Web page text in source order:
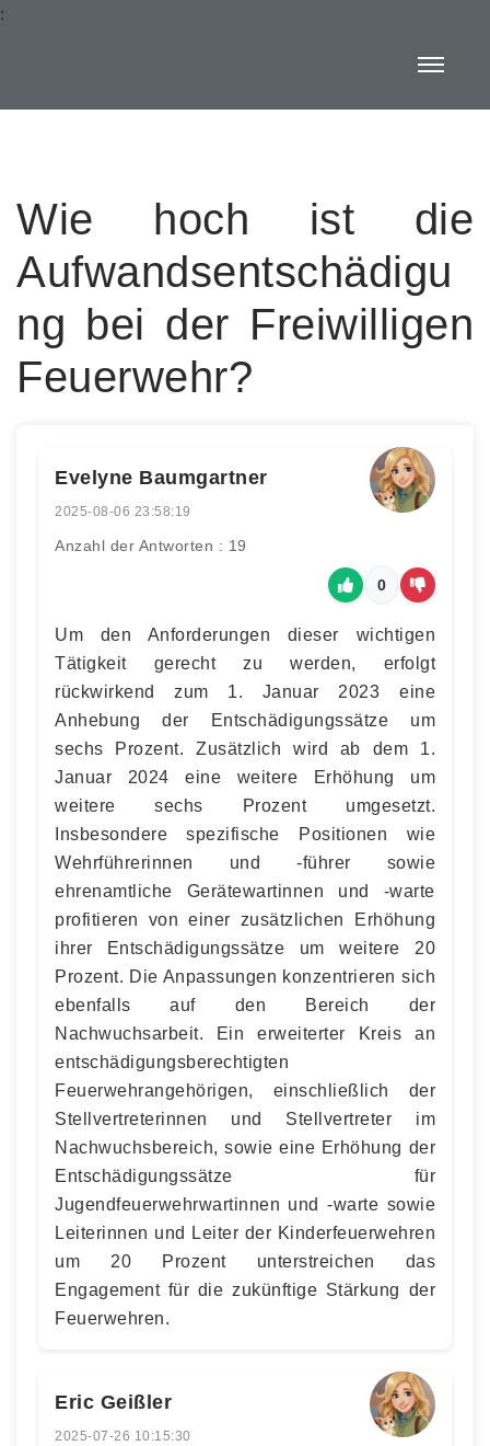
:
Wie hoch ist die
Aufwandsentschädigu
ng bei der Freiwilligen
Feuerwehr?
Evelyne Baumgartner
2025-08-06 23:58:19
Anzahl der Antworten : 19
0
Um den Anforderungen dieser wichtigen
Tätigkeit gerecht zu werden, erfolgt
rückwirkend zum 1. Januar 2023 eine
Anhebung der Entschädigungssätze um
sechs Prozent. Zusätzlich wird ab dem 1.
Januar 2024 eine weitere Erhöhung um
weitere sechs Prozent umgesetzt.
Insbesondere spezifische Positionen wie
Wehrführerinnen und -führer sowie
ehrenamtliche Gerätewartinnen und -warte
profitieren von einer zusätzlichen Erhöhung
ihrer Entschädigungssätze um weitere 20
Prozent. Die Anpassungen konzentrieren sich
ebenfalls auf den Bereich der
Nachwuchsarbeit. Ein erweiterter Kreis an
entschädigungsberechtigten
Feuerwehrangehörigen, einschließlich der
Stellvertreterinnen und Stellvertreter im
Nachwuchsbereich, sowie eine Erhöhung der
Entschädigungssätze für
Jugendfeuerwehrwartinnen und -warte sowie
Leiterinnen und Leiter der Kinderfeuerwehren
um 20 Prozent unterstreichen das
Engagement für die zukünftige Stärkung der
Feuerwehren.
Eric Geißler
2025-07-26 10:15:30